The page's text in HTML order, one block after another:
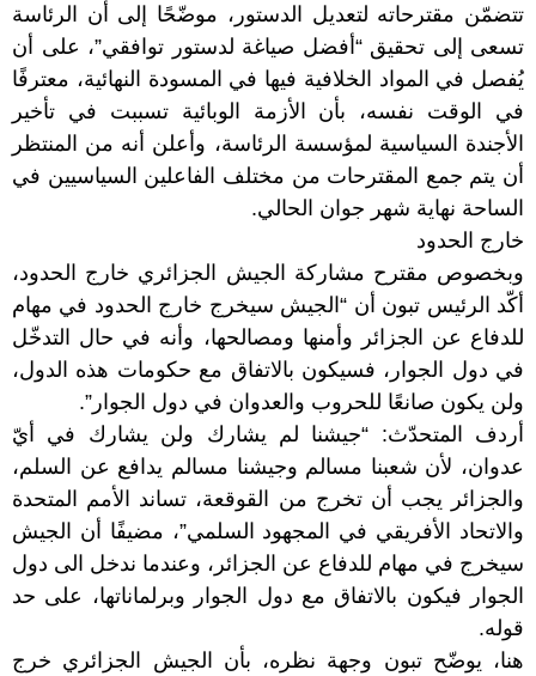
تتضمّن مقترحاته لتعديل الدستور، موضّحًا إلى أن الرئاسة
تسعى إلى تحقيق “أفضل صياغة لدستور توافقي”، على أن
يُفصل في المواد الخلافية فيها في المسودة النهائية، معترفًا
في الوقت نفسه، بأن الأزمة الوبائية تسببت في تأخير
الأجندة السياسية لمؤسسة الرئاسة، وأعلن أنه من المنتظر
أن يتم جمع المقترحات من مختلف الفاعلين السياسيين في
الساحة نهاية شهر جوان الحالي.
خارج الحدود
وبخصوص مقترح مشاركة الجيش الجزائري خارج الحدود،
أكّد الرئيس تبون أن “الجيش سيخرج خارج الحدود في مهام
للدفاع عن الجزائر وأمنها ومصالحها، وأنه في حال التدخّل
في دول الجوار، فسيكون بالاتفاق مع حكومات هذه الدول،
ولن يكون صانعًا للحروب والعدوان في دول الجوار”.
أردف المتحدّث: “جيشنا لم يشارك ولن يشارك في أيّ
عدوان، لأن شعبنا مسالم وجيشنا مسالم يدافع عن السلم،
والجزائر يجب أن تخرج من القوقعة، تساند الأمم المتحدة
والاتحاد الأفريقي في المجهود السلمي”، مضيفًا أن الجيش
سيخرج في مهام للدفاع عن الجزائر، وعندما ندخل الى دول
الجوار فيكون بالاتفاق مع دول الجوار وبرلماناتها، على حد
قوله.
هنا، يوضّح تبون وجهة نظره، بأن الجيش الجزائري خرج